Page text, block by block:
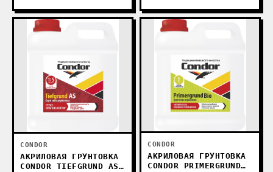
CONDOR
АКРИЛОВАЯ ГРУНТОВКА
CONDOR TIEFGRUND AS
CONDOR
АКРИЛОВАЯ ГРУНТОВКА
CONDOR PRIMERGRUND